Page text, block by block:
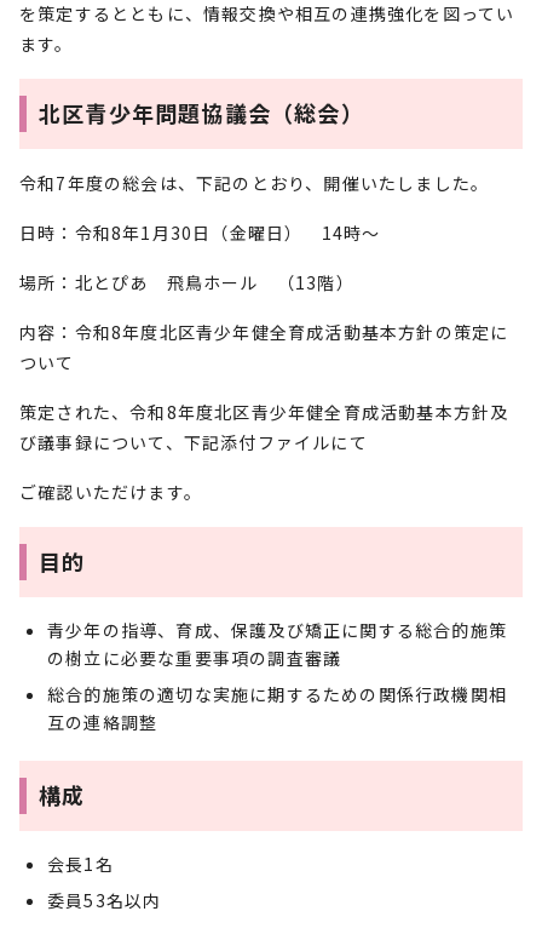
を策定するとともに、情報交換や相互の連携強化を図ってい
ます。
北区青少年問題協議会（総会）
令和7年度の総会は、下記のとおり、開催いたしました。
日時：令和8年1月30日（金曜日） 14時～
場所：北とぴあ 飛鳥ホール （13階）
内容：令和8年度北区青少年健全育成活動基本方針の策定に
ついて
策定された、令和8年度北区青少年健全育成活動基本方針及
び議事録について、下記添付ファイルにて
ご確認いただけます。
目的
青少年の指導、育成、保護及び矯正に関する総合的施策
の樹立に必要な重要事項の調査審議
総合的施策の適切な実施に期するための関係行政機関相
互の連絡調整
構成
会長1名
委員53名以内